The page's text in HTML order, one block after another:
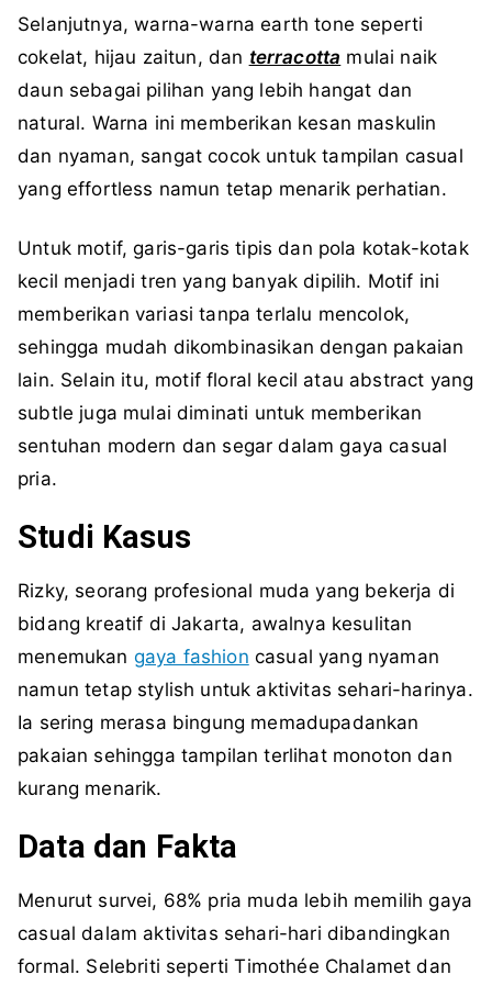
Selanjutnya, warna-warna earth tone seperti
cokelat, hijau zaitun, dan terracotta mulai naik
daun sebagai pilihan yang lebih hangat dan
natural. Warna ini memberikan kesan maskulin
dan nyaman, sangat cocok untuk tampilan casual
yang effortless namun tetap menarik perhatian.
Untuk motif, garis-garis tipis dan pola kotak-kotak
kecil menjadi tren yang banyak dipilih. Motif ini
memberikan variasi tanpa terlalu mencolok,
sehingga mudah dikombinasikan dengan pakaian
lain. Selain itu, motif floral kecil atau abstract yang
subtle juga mulai diminati untuk memberikan
sentuhan modern dan segar dalam gaya casual
pria.
Studi Kasus
Rizky, seorang profesional muda yang bekerja di
bidang kreatif di Jakarta, awalnya kesulitan
menemukan gaya fashion casual yang nyaman
namun tetap stylish untuk aktivitas sehari-harinya.
Ia sering merasa bingung memadupadankan
pakaian sehingga tampilan terlihat monoton dan
kurang menarik.
Data dan Fakta
Menurut survei, 68% pria muda lebih memilih gaya
casual dalam aktivitas sehari-hari dibandingkan
formal. Selebriti seperti Timothée Chalamet dan